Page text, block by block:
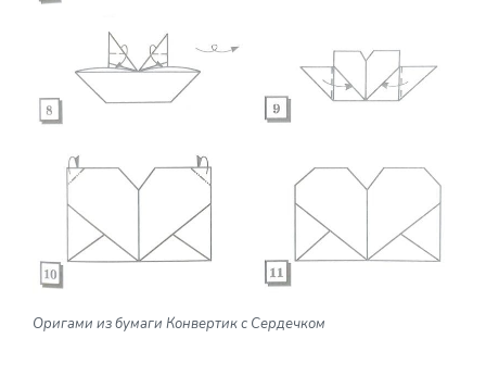
Оригами из бумаги Конвертик с Сердечком